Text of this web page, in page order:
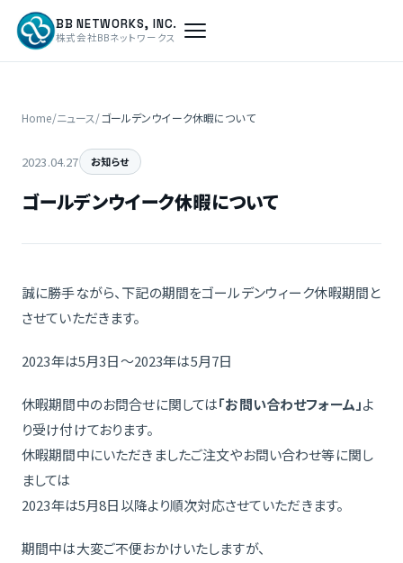
BB NETWORKS, INC.
株式会社BBネットワークス
Home/ニュース/ゴールデンウイーク休暇について
2023.04.27 お知らせ
ゴールデンウイーク休暇について
誠に勝手ながら、下記の期間をゴールデンウィーク休暇期間と
させていただきます。
2023年は5月3日～2023年は5月7日
休暇期間中のお問合せに関しては「お問い合わせフォーム」よ
り受け付けております。
休暇期間中にいただきましたご注文やお問い合わせ等に関し
ましては
2023年は5月8日以降より順次対応させていただきます。
期間中は大変ご不便おかけいたしますが、